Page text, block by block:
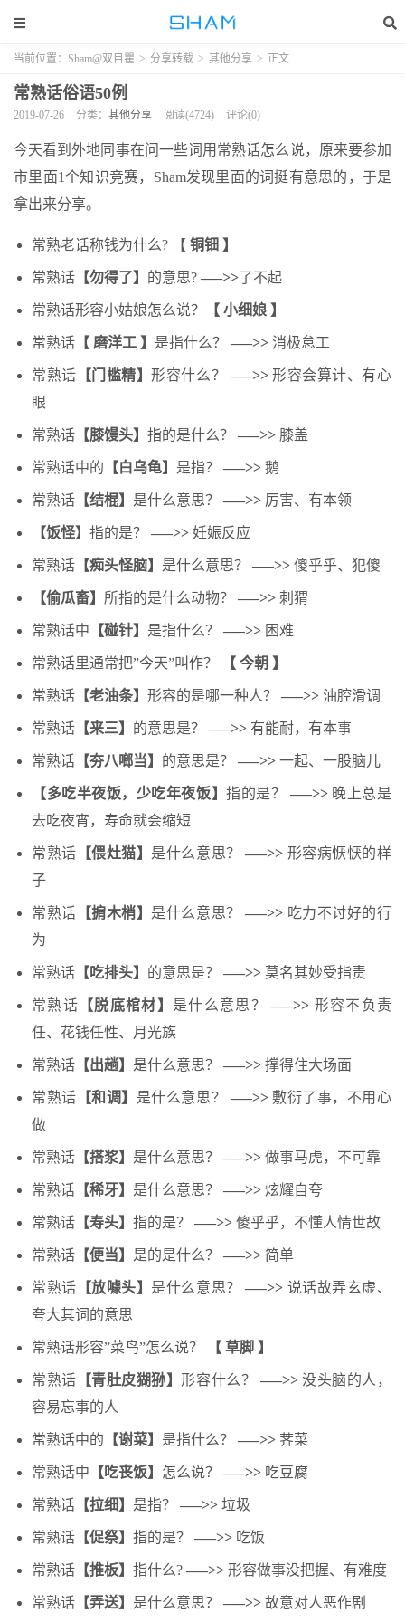
当前位置： Sham@双目瞿 > 分享转载 > 其他分享 > 正文
常熟话俗语50例
2019-07-26 分类： 其他分享 阅读(4724) 评论(0)
今天看到外地同事在问一些词用常熟话怎么说，原来要参加
市里面1个知识竞赛，Sham发现里面的词挺有意思的，于是
拿出来分享。
常熟老话称钱为什么? 【 铜钿 】
常熟话 【勿得了】 的意思? —–>>了不起
常熟话形容小姑娘怎么说？ 【 小细娘 】
常熟话 【 磨洋工 】 是指什么？ —–>> 消极怠工
常熟话 【门槛精】形容什么？ —–>>形容会算计、有心
眼
常熟话 【膝馒头】 指的是什么？ —–>> 膝盖
常熟话中的 【白乌龟】 是指？ —–>> 鹅
常熟话 【结棍】 是什么意思？ —–>> 厉害、有本领
【饭怪】 指的是？ —–>> 妊娠反应
常熟话 【痴头怪脑】 是什么意思？ —–>> 傻乎乎、犯傻
【偷瓜畜】 所指的是什么动物？ —–>> 刺猬
常熟话中 【碰针】 是指什么？ —–>> 困难
常熟话里通常把”今天”叫作？ 【 今朝 】
常熟话 【老油条】 形容的是哪一种人？ —–>> 油腔滑调
常熟话 【来三】 的意思是？ —–>> 有能耐，有本事
常熟话 【夯八啷当】 的意思是？ —–>> 一起、一股脑儿
【多吃半夜饭，少吃年夜饭】指的是？ —–>>晚上总是
去吃夜宵，寿命就会缩短
常熟话 【偎灶猫】 是什么意思？—–>> 形容病恹恹的样
子
常熟话 【掮木梢】 是什么意思？—–>> 吃力不讨好的行
为
常熟话 【吃排头】 的意思是？ —–>> 莫名其妙受指责
常熟话 【脱底棺材】 是什么意思？—–>> 形容不负责
任、花钱任性、月光族
常熟话 【出趟】 是什么意思？ —–>> 撑得住大场面
常熟话 【和调】 是什么意思？ —–>>敷衍了事，不用心
做
常熟话 【搭浆】 是什么意思？ —–>> 做事马虎，不可靠
常熟话 【稀牙】 是什么意思？ —–>> 炫耀自夸
常熟话 【寿头】 指的是？ —–>> 傻乎乎，不懂人情世故
常熟话 【便当】 是的是什么？ —–>> 简单
常熟话 【放噱头】 是什么意思？—–>> 说话故弄玄虚、
夸大其词的意思
常熟话形容”菜鸟”怎么说？ 【 草脚 】
常熟话 【青肚皮猢狲】形容什么？ —–>>没头脑的人，
容易忘事的人
常熟话中的 【谢菜】 是指什么？ —–>> 荠菜
常熟话中 【吃丧饭】 怎么说？ —–>> 吃豆腐
常熟话 【拉细】 是指？ —–>> 垃圾
常熟话 【促祭】 指的是？ —–>> 吃饭
常熟话 【推板】 指什么? —–>> 形容做事没把握、有难度
常熟话 【弄送】 是什么意思？ —–>> 故意对人恶作剧